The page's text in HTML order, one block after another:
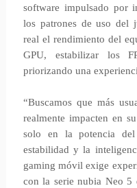
software impulsado por
los patrones de uso del
real el rendimiento del
GPU, estabilizar los
priorizando una
“Buscamos que más
realmente impacten en
solo en la potencia
estabilidad y la
gaming móvil exige
con la serie nubia Neo 5